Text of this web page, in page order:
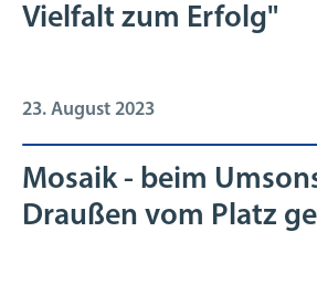
Vielfalt zum Erfolg"
23. August 2023
Mosaik - beim
Draußen vom Platz